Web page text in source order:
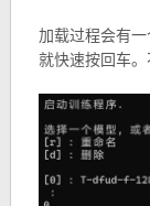
加载过程会有一
就快速按回车。